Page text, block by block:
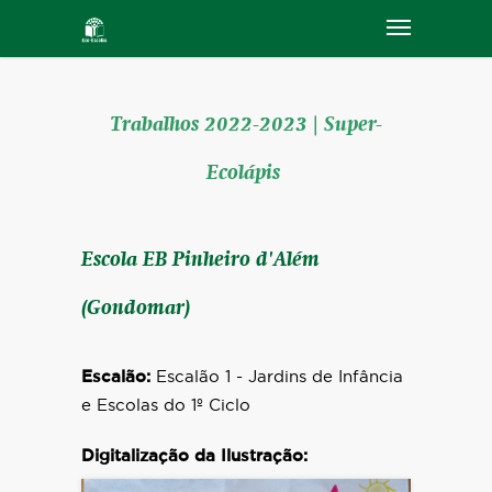
Trabalhos 2022-2023 | Super-
Ecolápis
Escola EB Pinheiro d'Além
(Gondomar)
Escalão: Escalão 1 - Jardins de Infância
e Escolas do 1º Ciclo
Digitalização da Ilustração: